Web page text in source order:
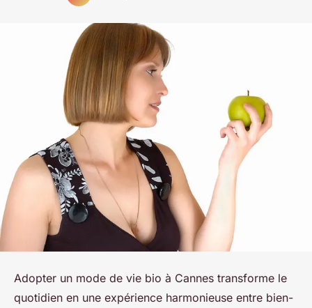
Adopter un mode de vie bio à Cannes transforme le
quotidien en une expérience harmonieuse entre bien-